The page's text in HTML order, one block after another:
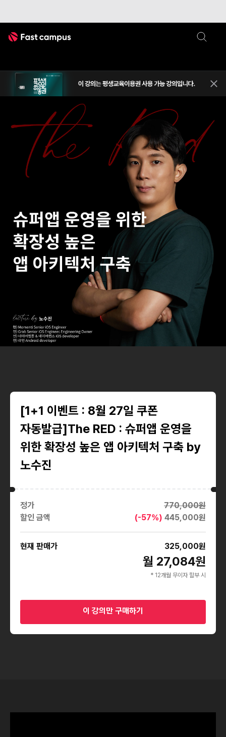
Fast Campus
상단
[1+1 이벤트 : 8월 27일 쿠폰
자동발급]The RED : 슈퍼앱 운영을
위한 확장성 높은 앱 아키텍처 구축 by
노수진
정가 770,000원
할인 금액
(-57%) 445,000원
현재 판매가 325,000원
월 27,084원
* 12개월 무이자 할부 시
이 강의만 구매하기